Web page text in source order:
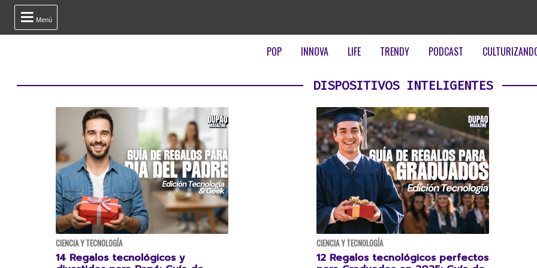
 Menú
POP INNOVA LIFE TRENDY PODCAST
DISPOSITIVOS INTELIGENTES
CIENCIA Y TECNOLOGÍA
14 Regalos tecnológicos y
CIENCIA Y TECNOLOGÍA
12 Regalos tecnológicos perfectos